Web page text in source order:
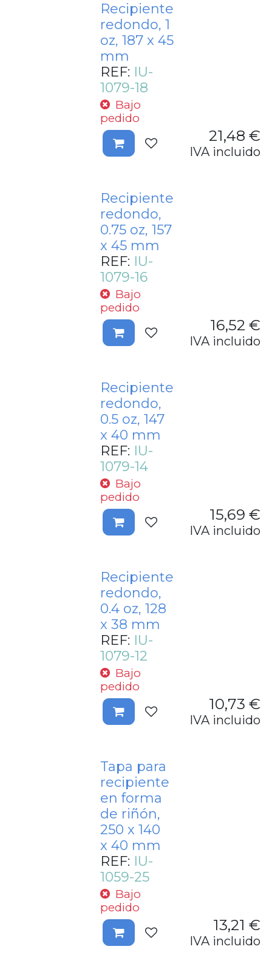
Recipiente
redondo, 1
oz, 187 x 45
mm
REF: IU-
1079-18
Bajo
pedido
21,48 €
IVA incluido
Recipiente
redondo,
0.75 oz, 157
x 45 mm
REF: IU-
1079-16
Bajo
pedido
16,52 €
IVA incluido
Recipiente
redondo,
0.5 oz, 147
x 40 mm
REF: IU-
1079-14
Bajo
pedido
15,69 €
IVA incluido
Recipiente
redondo,
0.4 oz, 128
x 38 mm
REF: IU-
1079-12
Bajo
pedido
10,73 €
IVA incluido
Tapa para
recipiente
en forma
de riñón,
250 x 140
x 40 mm
REF: IU-
1059-25
Bajo
pedido
13,21 €
IVA incluido